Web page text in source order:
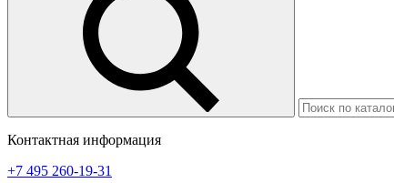
Контактная информация
+7 495 260-19-31